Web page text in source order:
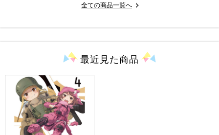
全ての商品一覧へ
最近見た商品